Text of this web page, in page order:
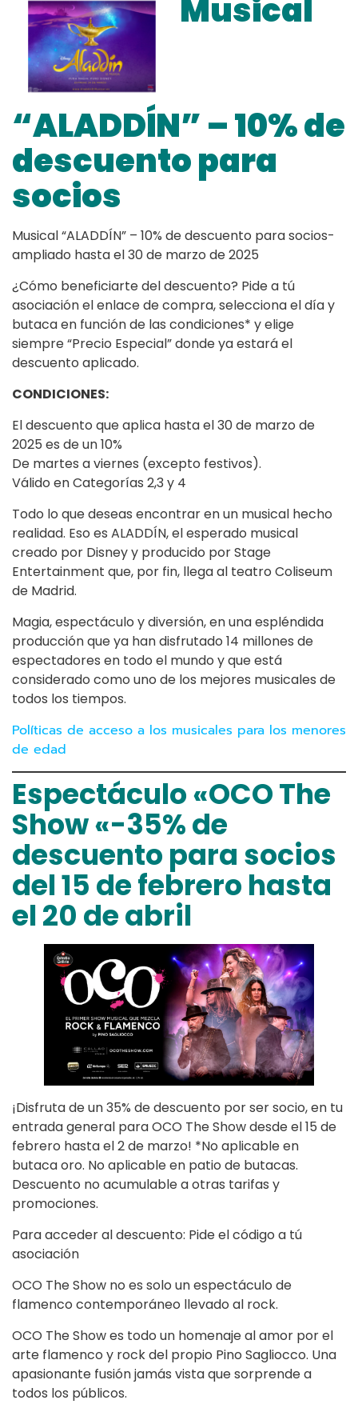
Musical
“ALADDÍN” – 10% de
descuento para
socios
Musical “ALADDÍN” – 10% de descuento para socios-
ampliado hasta el 30 de marzo de 2025
¿Cómo beneficiarte del descuento? Pide a tú
asociación el enlace de compra, selecciona el día y
butaca en función de las condiciones* y elige
siempre “Precio Especial” donde ya estará el
descuento aplicado.
CONDICIONES:
El descuento que aplica hasta el 30 de marzo de
2025 es de un 10%
De martes a viernes (excepto festivos).
Válido en Categorías 2,3 y 4
Todo lo que deseas encontrar en un musical hecho
realidad. Eso es ALADDÍN, el esperado musical
creado por Disney y producido por Stage
Entertainment que, por fin, llega al teatro Coliseum
de Madrid.
Magia, espectáculo y diversión, en una espléndida
producción que ya han disfrutado 14 millones de
espectadores en todo el mundo y que está
considerado como uno de los mejores musicales de
todos los tiempos.
Políticas de acceso a los musicales para los menores
de edad
Espectáculo «OCO The
Show «-35% de
descuento para socios
del 15 de febrero hasta
el 20 de abril
¡Disfruta de un 35% de descuento por ser socio, en tu
entrada general para OCO The Show desde el 15 de
febrero hasta el 2 de marzo! *No aplicable en
butaca oro. No aplicable en patio de butacas.
Descuento no acumulable a otras tarifas y
promociones.
Para acceder al descuento: Pide el código a tú
asociación
OCO The Show no es solo un espectáculo de
flamenco contemporáneo llevado al rock.
OCO The Show es todo un homenaje al amor por el
arte flamenco y rock del propio Pino Sagliocco. Una
apasionante fusión jamás vista que sorprende a
todos los públicos.